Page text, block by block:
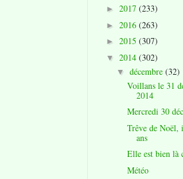
► 2017 (233)
► 2016 (263)
► 2015 (307)
▼ 2014 (302)
▼ décembre (32)
Voillans le 31
2014
Mercredi 30
Trêve de Noël,
ans
Elle est bien là
Météo